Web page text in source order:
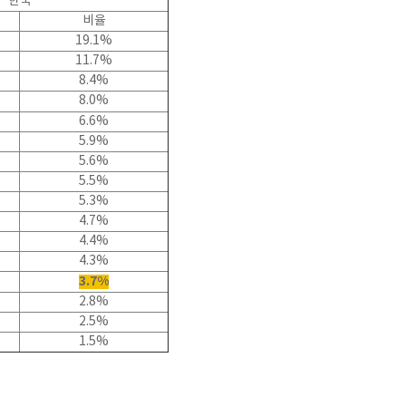
비율
19.1%
11.7%
8.4%
8.0%
6.6%
5.9%
5.6%
5.5%
5.3%
4.7%
4.4%
4.3%
3.7%
2.8%
2.5%
1.5%